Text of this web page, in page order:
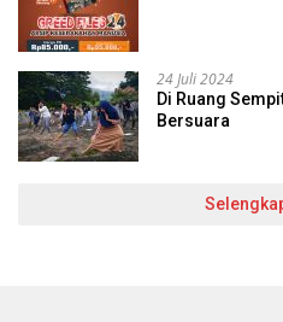
24 Juli 2024
Di Ruang
Bersuara